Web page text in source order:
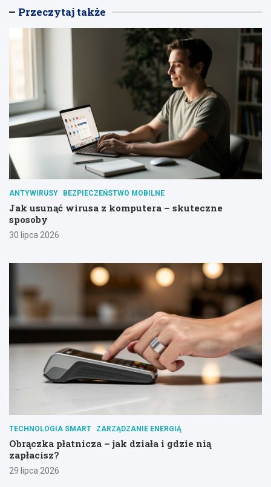
Przeczytaj także
ANTYWIRUSY BEZPIECZEŃSTWO MOBILNE
Jak usunąć wirusa z komputera – skuteczne
sposoby
30 lipca 2026
TECHNOLOGIA SMART ZARZĄDZANIE ENERGIĄ
Obrączka płatnicza – jak działa i gdzie nią
zapłacisz?
29 lipca 2026